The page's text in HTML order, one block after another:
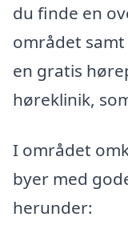
du finde en
området
en gratis
høreklinik,
I området
byer med
herunder: